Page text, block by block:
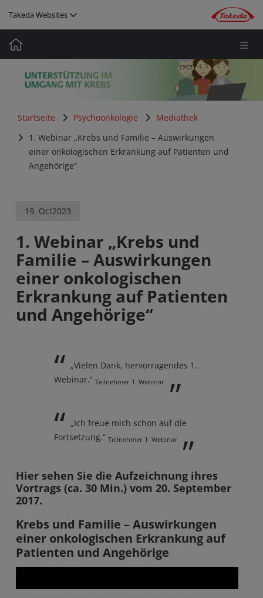
Takeda Websites
Media
Image
Startseite Psychoonkologie
Mediathek
1. Webinar „Krebs und Familie – Auswirkungen
einer onkologischen Erkrankung auf Patienten und
Angehörige“
19. Oct2023
1. Webinar „Krebs und
Familie – Auswirkungen
einer onkologischen
Erkrankung auf Patienten
und Angehörige“
„Vielen Dank, hervorragendes 1.
Webinar.“ Teilnehmer 1. Webinar
„Ich freue mich schon auf die
Fortsetzung.“ Teilnehmer 1. Webinar
Hier sehen Sie die Aufzeichnung ihres
Vortrags (ca. 30 Min.) vom 20. September
2017.
Krebs und Familie – Auswirkungen
einer onkologischen Erkrankung auf
Patienten und Angehörige